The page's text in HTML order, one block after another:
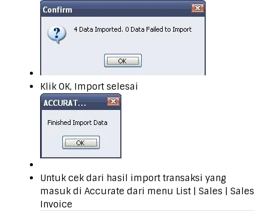
Klik OK, Import selesai
Untuk cek dari hasil import transaksi yang
masuk di Accurate dari menu List | Sales | Sales
Invoice